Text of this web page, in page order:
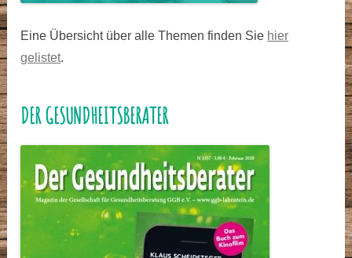
Eine Übersicht über alle Themen finden Sie hier
gelistet.
DER GESUNDHEITSBERATER